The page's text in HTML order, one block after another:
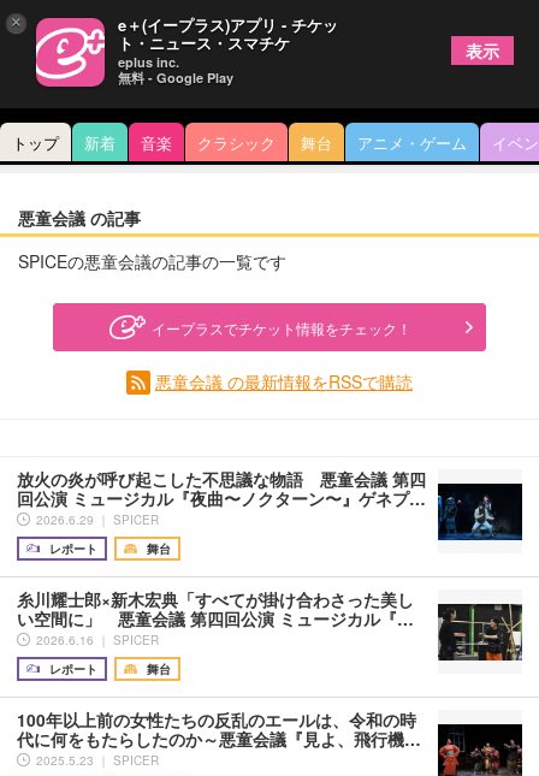
トップ 新着 音楽 クラシック 舞台 アニメ・ゲーム イベ
悪童会議 の記事
SPICEの悪童会議の記事の一覧です
イープラスでチケット情報をチェック！
悪童会議 の最新情報をRSSで購読
放火の炎が呼び起こした不思議な物語 悪童会議 第四
回公演 ミュージカル『夜曲〜ノクターン〜』ゲネプ…
2026.6.29 ｜ SPICER
レポート
舞台
糸川耀士郎×新木宏典「すべてが掛け合わさった美し
い空間に」 悪童会議 第四回公演 ミュージカル『…
2026.6.16 ｜ SPICER
レポート
舞台
100年以上前の女性たちの反乱のエールは、令和の時
代に何をもたらしたのか～悪童会議『見よ、飛行機…
2025.5.23 ｜ SPICER
× e＋(イープラス)アプリ - チケッ
ト・ニュース・スマチケ
eplus inc.
無料 - Google Play
表示